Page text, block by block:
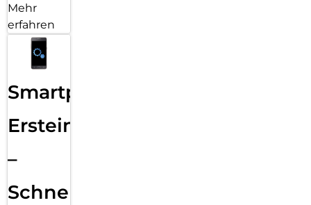
Mehr
erfahren
Smartphone
Ersteinrichtung
–
Schnelle